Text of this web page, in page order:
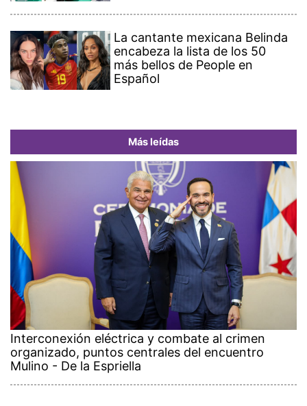
La cantante mexicana Belinda
encabeza la lista de los 50
más bellos de People en
Español
Más leídas
Interconexión eléctrica y combate al crimen
organizado, puntos centrales del encuentro
Mulino - De la Espriella